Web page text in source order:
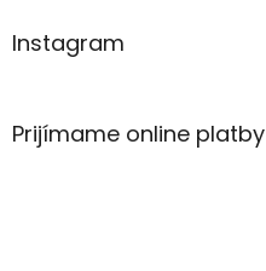
Instagram
Prijímame online platby